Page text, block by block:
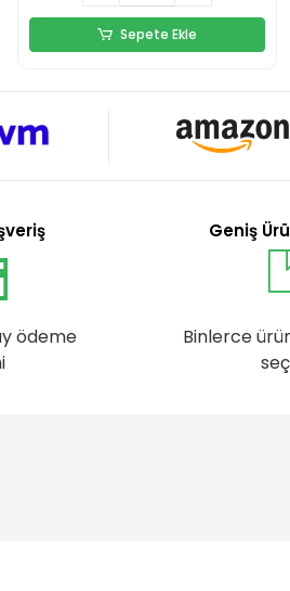
Sepete Ekle
ödeme
Geniş
Binlerce